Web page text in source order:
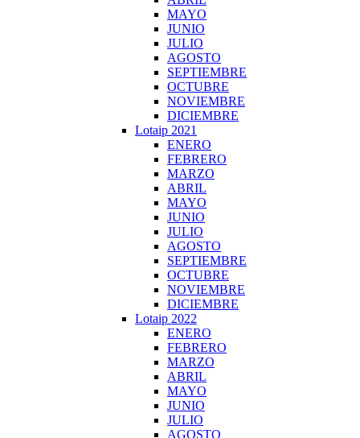
MAYO
JUNIO
JULIO
AGOSTO
SEPTIEMBRE
OCTUBRE
NOVIEMBRE
DICIEMBRE
Lotaip 2021
ENERO
FEBRERO
MARZO
ABRIL
MAYO
JUNIO
JULIO
AGOSTO
SEPTIEMBRE
OCTUBRE
NOVIEMBRE
DICIEMBRE
Lotaip 2022
ENERO
FEBRERO
MARZO
ABRIL
MAYO
JUNIO
JULIO
AGOSTO